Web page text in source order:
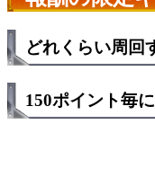
どれくらい周回
150ポイント毎